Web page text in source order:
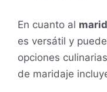
En cuanto al
es versátil y
opciones
de maridaje